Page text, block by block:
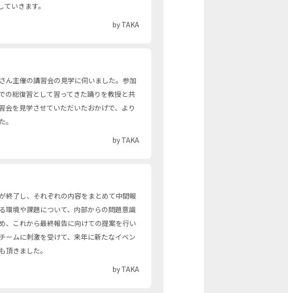
いきます。
by TAKA
ん主催の講習会の見学に伺いました。参加
の総復習として習ってきた踊りを教授と共
会を見学させていただいたおかげで、より
。
by TAKA
終了し、それぞれの内容をまとめて中間報
環境や課題について、内部からの問題意識
、これから最終報告に向けての提案を行い
ームに刺激を受けて、来年に新たなイベン
頂きました。
by TAKA